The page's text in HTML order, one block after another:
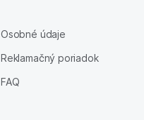
Osobné údaje
Reklamačný poriadok
FAQ